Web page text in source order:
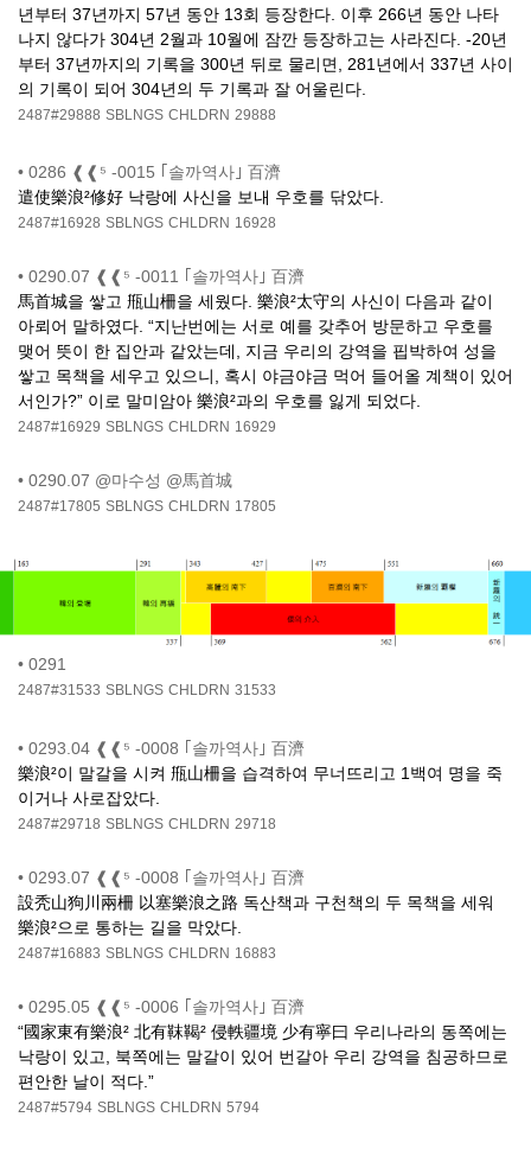
년부터 37년까지 57년 동안 13회 등장한다. 이후 266년 동안 나타
나지 않다가 304년 2월과 10월에 잠깐 등장하고는 사라진다. -20년
부터 37년까지의 기록을 300년 뒤로 물리면, 281년에서 337년 사이
의 기록이 되어 304년의 두 기록과 잘 어울린다.
2487#29888 SBLNGS CHLDRN 29888
• 0286 ❰❰⁵ -0015 ｢솔까역사｣ 百濟
遣使樂浪²修好 낙랑에 사신을 보내 우호를 닦았다.
2487#16928 SBLNGS CHLDRN 16928
• 0290.07 ❰❰⁵ -0011 ｢솔까역사｣ 百濟
馬首城을 쌓고 甁山柵을 세웠다. 樂浪²太守의 사신이 다음과 같이
아뢰어 말하였다. “지난번에는 서로 예를 갖추어 방문하고 우호를
맺어 뜻이 한 집안과 같았는데, 지금 우리의 강역을 핍박하여 성을
쌓고 목책을 세우고 있으니, 혹시 야금야금 먹어 들어올 계책이 있어
서인가?” 이로 말미암아 樂浪²과의 우호를 잃게 되었다.
2487#16929 SBLNGS CHLDRN 16929
• 0290.07 @마수성 @馬首城
2487#17805 SBLNGS CHLDRN 17805
• 0291
2487#31533 SBLNGS CHLDRN 31533
• 0293.04 ❰❰⁵ -0008 ｢솔까역사｣ 百濟
樂浪²이 말갈을 시켜 甁山柵을 습격하여 무너뜨리고 1백여 명을 죽
이거나 사로잡았다.
2487#29718 SBLNGS CHLDRN 29718
• 0293.07 ❰❰⁵ -0008 ｢솔까역사｣ 百濟
設秃山狗川兩柵 以塞樂浪之路 독산책과 구천책의 두 목책을 세워
樂浪²으로 통하는 길을 막았다.
2487#16883 SBLNGS CHLDRN 16883
• 0295.05 ❰❰⁵ -0006 ｢솔까역사｣ 百濟
“國家東有樂浪² 北有靺鞨² 侵軼疆境 少有寧曰 우리나라의 동쪽에는
낙랑이 있고, 북쪽에는 말갈이 있어 번갈아 우리 강역을 침공하므로
편안한 날이 적다.”
2487#5794 SBLNGS CHLDRN 5794